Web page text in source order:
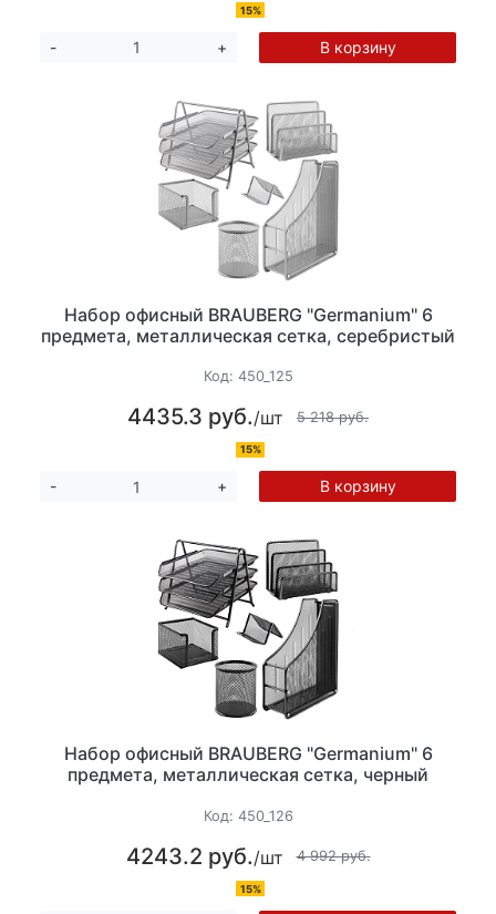
15%
- + В корзину
Набор офисный BRAUBERG "Germanium" 6
предмета, металлическая сетка, серебристый
Код: 450_125
4435.3 руб./шт 5 218 руб.
15%
- + В корзину
Набор офисный BRAUBERG "Germanium" 6
предмета, металлическая сетка, черный
Код: 450_126
4243.2 руб./шт 4 992 руб.
15%